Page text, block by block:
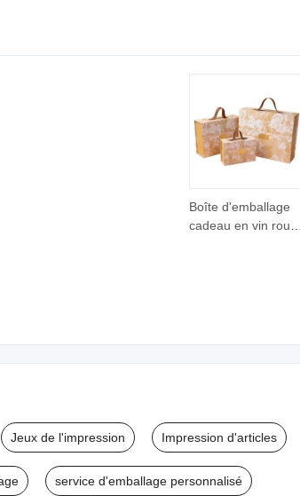
chaussures
Boîte d'emballage
cadeau en vin rouge
Jeux de l'impression Impression d'articles
service d'emballage personnalisé